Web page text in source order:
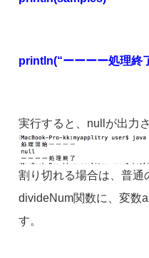
println(“ーーーー処理終
実行すると、nullが出力
割り切れる場合は、普通
divideNum関数に、変数
す。